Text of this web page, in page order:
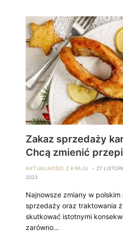
Zakaz sprzedaży
Chcą zmienić
AKTUALNOŚCI Z KRAJU 27
2023
Najnowsze zmiany w
sprzedaży oraz traktowania
skutkować istotnymi
zarówno…